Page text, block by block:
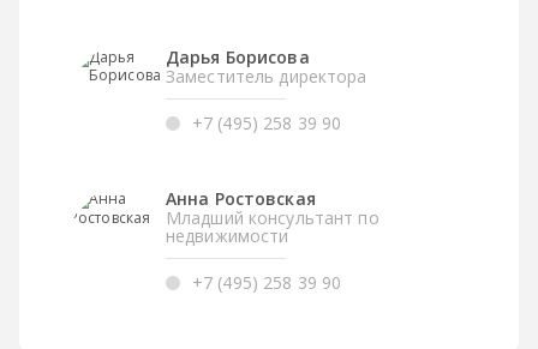
Дарья Борисова
Заместитель директора
+7 (495) 258 39 90
Анна Ростовская
Младший консультант по
недвижимости
+7 (495) 258 39 90